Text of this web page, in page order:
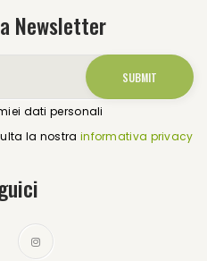
Newsletter
dati personali
la nostra informativa privacy